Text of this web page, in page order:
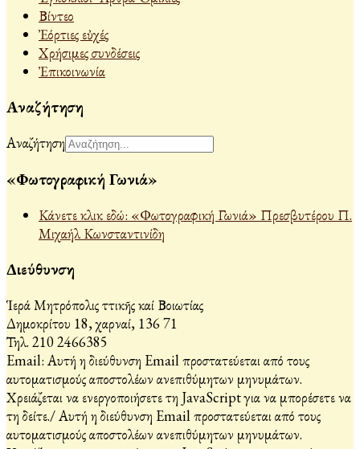
Βίντεο
Ἐόρτιες εὐχές
Χρήσιμες συνδέσεις
Ἐπικοινωνία
Αναζήτηση
Αναζήτηση
«Φωτογραφική Γωνιά»
Κάνετε κλικ εδώ: «Φωτογραφική Γωνιά» Πρεσβυτέρου Π.
Μιχαήλ Κωνσταντινίδη
Διεύθυνση
Ἱερά Μητρόπολις Ἀττικῆς καί Βοιωτίας
Δημοκρίτου 18, Ἀχαρναί, 136 71
Τηλ. 210 2466385
Email: Αυτή η διεύθυνση Email προστατεύεται από τους
αυτοματισμούς αποστολέων ανεπιθύμητων μηνυμάτων.
Χρειάζεται να ενεργοποιήσετε τη JavaScript για να μπορέσετε να
τη δείτε./Αυτή η διεύθυνση Email προστατεύεται από τους
αυτοματισμούς αποστολέων ανεπιθύμητων μηνυμάτων.